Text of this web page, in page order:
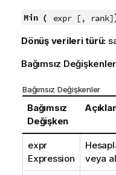
Min ( expr [, rank]
Dönüş verileri türü:
Bağımsız
Bağımsız Değişkenler
Bağımsız
Değişken
expr
Expression
veya